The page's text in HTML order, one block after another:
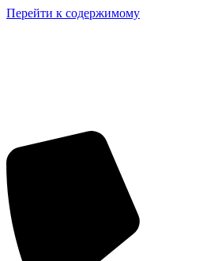
Перейти к содержимому